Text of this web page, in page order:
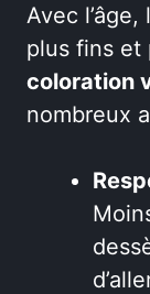
Avec
plus fins et
coloration
nombreux